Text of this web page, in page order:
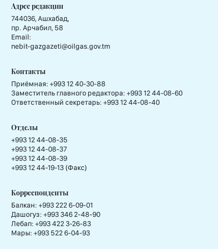
Адрес редакции
744036, Ашхабад,
пр. Арчабил, 58
Email:
nebit-gazgazeti@oilgas.gov.tm
Контакты
Приёмная: +993 12 40-30-88
Заместитель главного редактора: +993 12 44-08-60
Ответственный секретарь: +993 12 44-08-40
Отделы
+993 12 44-08-35
+993 12 44-08-37
+993 12 44-08-39
+993 12 44-19-13 (Факс)
Корреспонденты
Балкан: +993 222 6-09-01
Дашогуз: +993 346 2-48-90
Лебап: +993 422 3-26-83
Мары: +993 522 6-04-93